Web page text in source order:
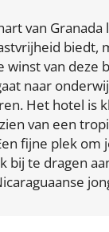
van Granada
biedt,
winst van deze
naar
Het hotel is
van een
fijne plek om
bij te dragen